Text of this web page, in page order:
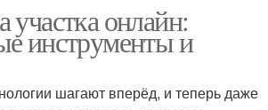
участка онлайн:
инструменты и
шагают вперёд, и теперь даже